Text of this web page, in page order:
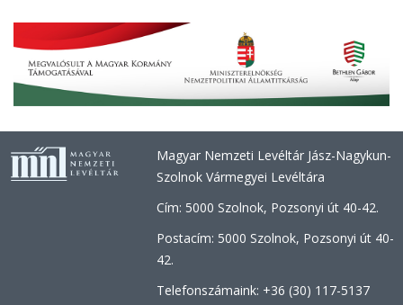
Magyar Nemzeti Levéltár Jász-Nagykun-
Szolnok Vármegyei Levéltára
Cím: 5000 Szolnok, Pozsonyi út 40-42.
Postacím: 5000 Szolnok, Pozsonyi út 40-
42.
Telefonszámaink: +36 (30) 117-5137